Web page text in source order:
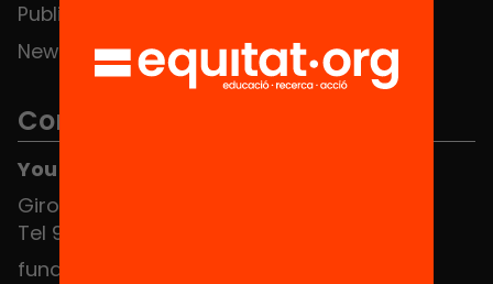
Publications and videos
News
Contact
You can find us at the Social HUB
Girona 34, interior 08010 Barcelona
Tel 934 588 700
fundacio@equitat.org